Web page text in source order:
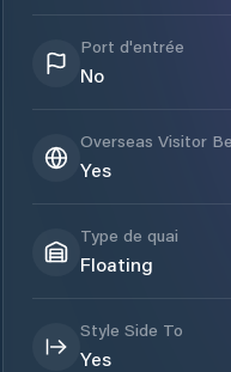
Port d'entrée
No
Overseas Visitor
Yes
Type de quai
Floating
Style Side To
Yes